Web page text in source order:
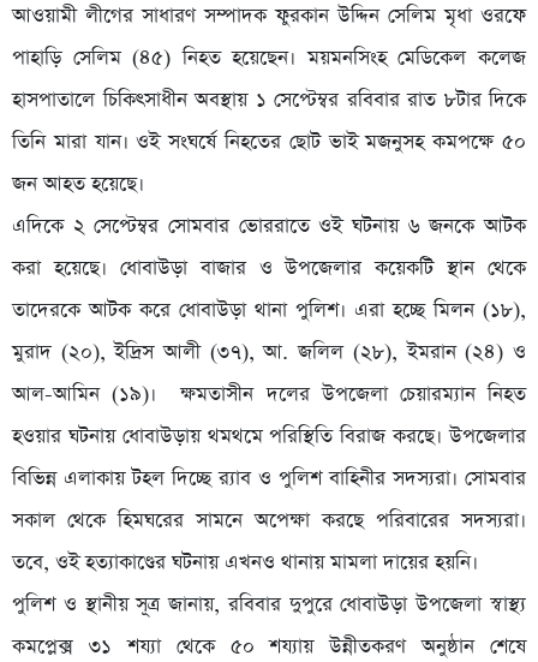
আওয়ামী লীগের সাধারণ সম্পাদক ফুরকান উদ্দিন সেলিম মৃধা ওরফে
পাহাড়ি সেলিম (৪৫) নিহত হয়েছেন। ময়মনসিংহ মেডিকেল কলেজ
হাসপাতালে চিকিৎসাধীন অবস্থায় ১ সেপ্টেম্বর রবিবার রাত ৮টার দিকে
তিনি মারা যান। ওই সংঘর্ষে নিহতের ছোট ভাই মজনুসহ কমপক্ষে ৫০
জন আহত হয়েছে।
এদিকে ২ সেপ্টেম্বর সোমবার ভোররাতে ওই ঘটনায় ৬ জনকে আটক
করা হয়েছে। ধোবাউড়া বাজার ও উপজেলার কয়েকটি স্থান থেকে
তাদেরকে আটক করে ধোবাউড়া থানা পুলিশ। এরা হচ্ছে মিলন (১৮),
মুরাদ (২০), ইদ্রিস আলী (৩৭), আ. জলিল (২৮), ইমরান (২৪) ও
আল-আমিন (১৯)। ক্ষমতাসীন দলের উপজেলা চেয়ারম্যান নিহত
হওয়ার ঘটনায় ধোবাউড়ায় থমথমে পরিস্থিতি বিরাজ করছে। উপজেলার
বিভিন্ন এলাকায় টহল দিচ্ছে র‌্যাব ও পুলিশ বাহিনীর সদস্যরা। সোমবার
সকাল থেকে হিমঘরের সামনে অপেক্ষা করছে পরিবারের সদস্যরা।
তবে, ওই হত্যাকাণ্ডের ঘটনায় এখনও থানায় মামলা দায়ের হয়নি।
পুলিশ ও স্থানীয় সূত্র জানায়, রবিবার দুপুরে ধোবাউড়া উপজেলা স্বাস্থ্য
কমপ্লেক্স ৩১ শয্যা থেকে ৫০ শয্যায় উন্নীতকরণ অনুষ্ঠান শেষে